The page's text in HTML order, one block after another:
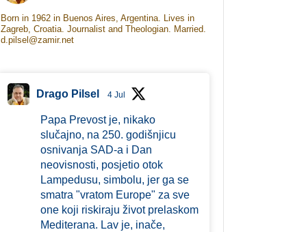
Born in 1962 in Buenos Aires, Argentina. Lives in
Zagreb, Croatia. Journalist and Theologian. Married.
d.pilsel@zamir.net
Drago Pilsel 4 Jul
Papa Prevost je, nikako
slučajno, na 250. godišnjicu
osnivanja SAD-a i Dan
neovisnosti, posjetio otok
Lampedusu, simbolu, jer ga se
smatra "vratom Europe" za sve
one koji riskiraju život prelaskom
Mediterana. Lav je, inače,